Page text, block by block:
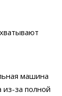
машина
из-за полной